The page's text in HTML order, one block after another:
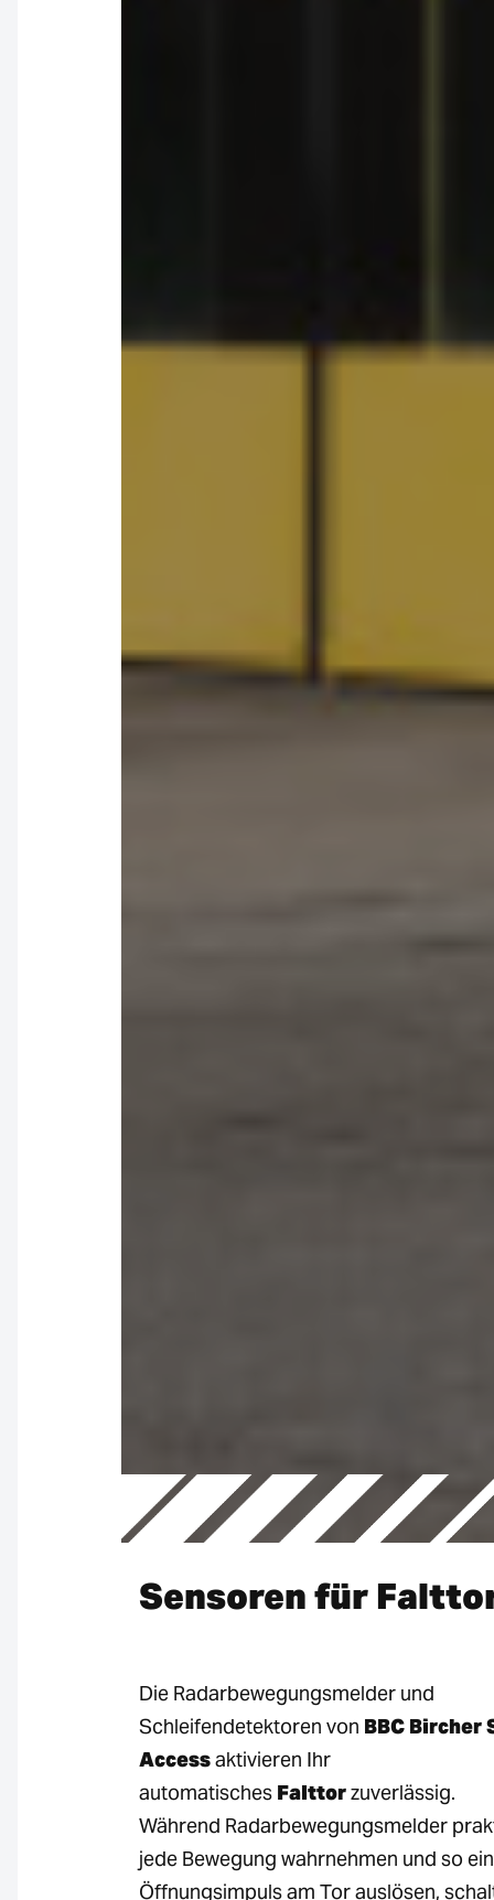
Sensoren für
Die Radarbewegungsmelder und
Schleifendetektoren von BBC Bircher
Accessaktivieren Ihr
automatisches Falttorzuverlässig.
Während Radarbewegungsmelder
jede Bewegung wahrnehmen und so
Öffnungsimpuls am Tor auslösen,